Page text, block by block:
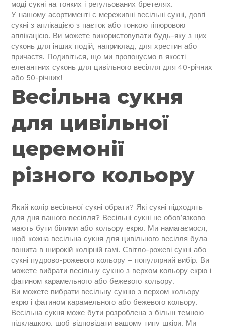
моді сукні на тонких і регульованих бретелях.
У нашому асортименті є мереживні весільні сукні, довгі
сукні з аплікацією з паєток або тонкою гіпюровою
аплікацією. Ви можете використовувати будь-яку з цих
суконь для інших подій, наприклад, для хрестин або
причастя. Подивіться, що ми пропонуємо в якості
елегантних суконь для цивільного весілля для 40-річних
або 50-річних!
Весільна сукня
для цивільної
церемонії
різного кольору
Який колір весільної сукні обрати? Які сукні підходять
для дня вашого весілля? Весільні сукні не обов’язково
мають бути білими або кольору екрю. Ми намагаємося,
щоб кожна весільна сукня для цивільного весілля була
пошита в широкій колірній гамі. Світло-рожеві сукні або
сукні пудрово-рожевого кольору – популярний вибір. Ви
можете вибрати весільну сукню з верхом кольору екрю і
фатином карамельного або бежевого кольору.
Ви можете вибрати весільну сукню з верхом кольору
екрю і фатином карамельного або бежевого кольору.
Весільна сукня може бути розроблена з більш темною
підкладкою, щоб відповідати вашому типу шкіри. Ми